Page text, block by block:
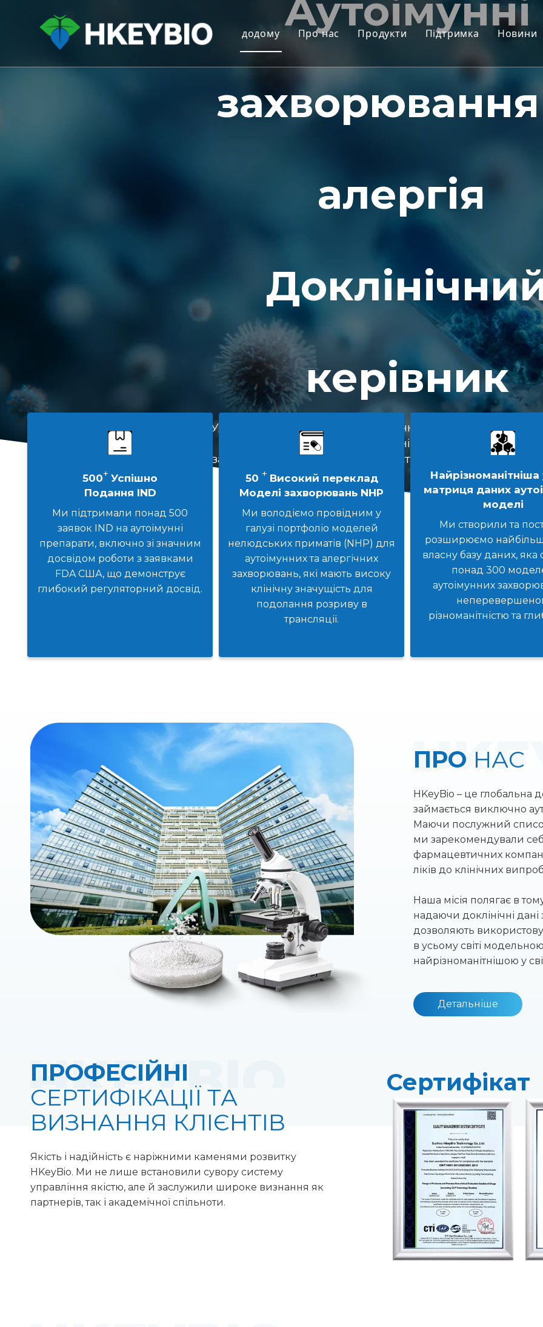
додому Про нас Продукти
Тканини людини та моделі Ex Vivo
Підтримка подання IND
Підтримка
FAQ
Новини
Аутоімунні
алергія
керівник
Удосконалені високопрогностичні моделі захворювань
NHP, яким довіряють глобальні інноватори для 500+
заявок IND — усі відповідно до стандартів ISO 9001,
Дізнайтеся
500+ Успішно
Подання IND
Ми підтримали понад 500
заявок IND на аутоімунні
препарати, включно зі значним
досвідом роботи з заявками
FDA США, що демонструє
глибокий регуляторний досвід.
50 + Високий переклад
Моделі захворювань NHP
Ми володіємо провідним у
галузі портфоліо моделей
нелюдських приматів (NHP) для
аутоімунних та алергічних
захворювань, які мають високу
клінічну значущість для
подолання розриву в
трансляції.
Найрізноманітніша
матриця даних
моделі
Ми створили та
розширюємо найбільшу
власну базу даних, яка
понад 300
аутоімунних
різноманітністю та
ПРО НАС
HKeyBio – це глобальна
займається виключно
Маючи послужний
ми зарекомендували
фармацевтичних
ліків до клінічних
Наша місія полягає в
надаючи доклінічні
дозволяють
в усьому світі
найрізноманітнішою у
Детальніше
ПРОФЕСІЙНІ
СЕРТИФІКАЦІЇ ТА
ВИЗНАННЯ КЛІЄНТІВ
Якість і надійність є наріжними каменями розвитку
HKeyBio. Ми не лише встановили сувору систему
управління якістю, але й заслужили широке визнання як
партнерів, так і академічної спільноти.
Сертифікат